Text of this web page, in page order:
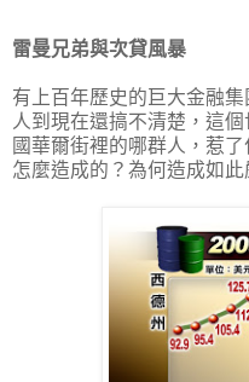
雷曼兄弟與次貸風暴
有上百年歷史的巨大金融
人到現在還搞不清楚，這
國華爾街裡的哪群人，惹
怎麼造成的？為何造成如此